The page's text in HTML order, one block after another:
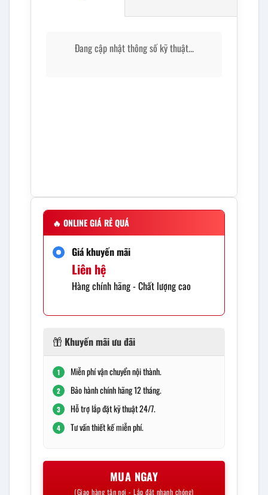
Đang cập nhật thông số kỹ thuật...
🔥 ONLINE GIÁ RẺ QUÁ
Giá khuyến mãi
Liên hệ
Hàng chính hãng - Chất lượng cao
Khuyến mãi ưu đãi
1 Miễn phí vận chuyển nội thành.
2 Bảo hành chính hãng 12 tháng.
3 Hỗ trợ lắp đặt kỹ thuật 24/7.
4 Tư vấn thiết kế miễn phí.
MUA NGAY
(Giao hàng tận nơi - Lắp đặt nhanh chóng)